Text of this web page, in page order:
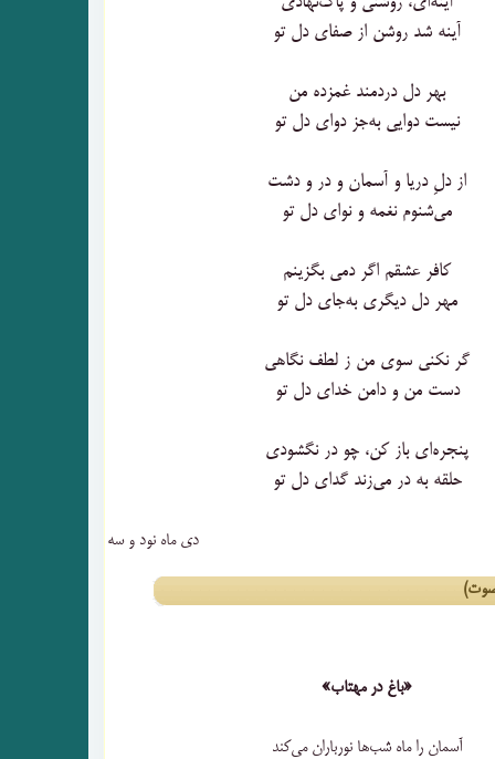
آینه شد روشن از صفای دل تو
بهر دل دردمند غمزده من
نیست دوایی به‌جز دوای دل تو
از دلِ دریا و آسمان و در و دشت
می‌شنوم نغمه و نوای دل تو
کافر عشقم اگر دمی بگزینم
مهر دل دیگری به‌جای دل تو
گر نکنی سوی من ز لطف نگاهی
دست من و دامن خدای دل تو
پنجره‌ای باز کن، چو در نگشودی
حلقه به در می‌زند گدای دل تو
دی ماه نود و سه
«باغ در مهتاب»
آسمان را ماه شب‌ها نورباران می‌کند